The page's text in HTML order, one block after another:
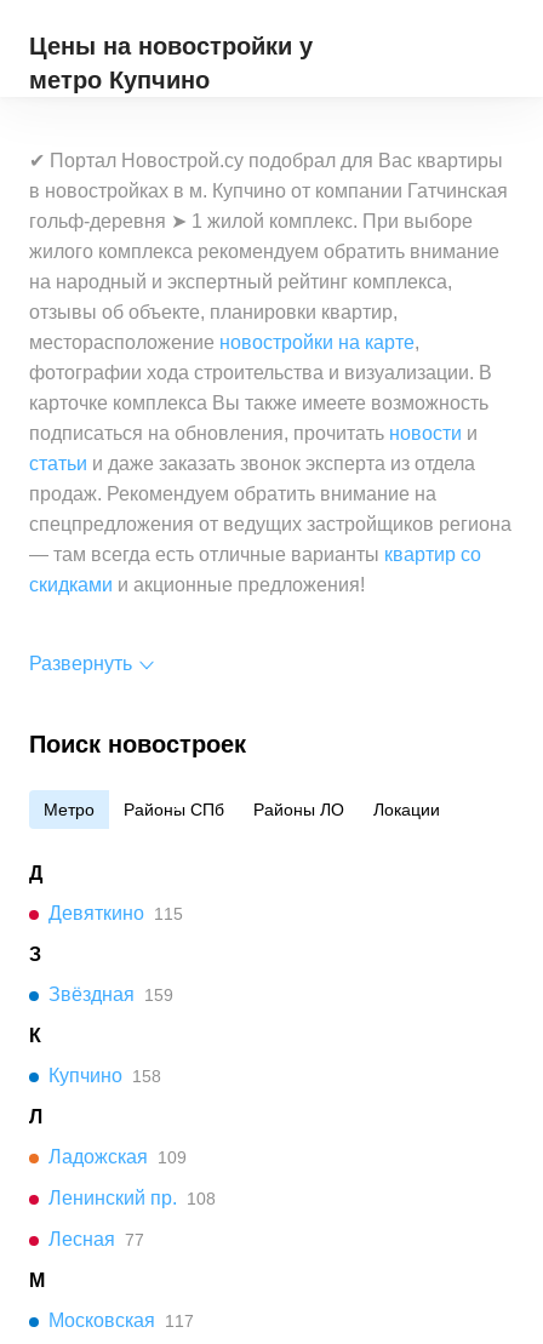
Цены на новостройки у
метро Купчино
✔ Портал Новострой.су подобрал для Вас квартиры
в новостройках в м. Купчино от компании Гатчинская
гольф-деревня ➤ 1 жилой комплекс. При выборе
жилого комплекса рекомендуем обратить внимание
на народный и экспертный рейтинг комплекса,
отзывы об объекте, планировки квартир,
месторасположение новостройки на карте,
фотографии хода строительства и визуализации. В
карточке комплекса Вы также имеете возможность
подписаться на обновления, прочитать новости и
статьи и даже заказать звонок эксперта из отдела
продаж. Рекомендуем обратить внимание на
спецпредложения от ведущих застройщиков региона
— там всегда есть отличные варианты квартир со
скидками и акционные предложения!
Развернуть
Поиск новостроек
Метро Районы СПб Районы ЛО Локации
Д
Девяткино 115
З
Звёздная
159
К
Купчино 158
Л
Ладожская
109
Ленинский пр. 108
Лесная 77
М
Московская
117